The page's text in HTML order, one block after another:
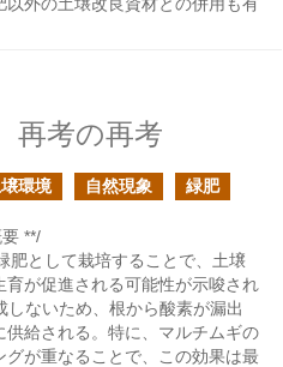
再考の再考
環境 自然現象 緑肥
**/
肥として栽培することで、土壌
が促進される可能性が示唆され
ないため、根から酸素が漏出
供給される。特に、マルチムギの
が重なることで、この効果は最